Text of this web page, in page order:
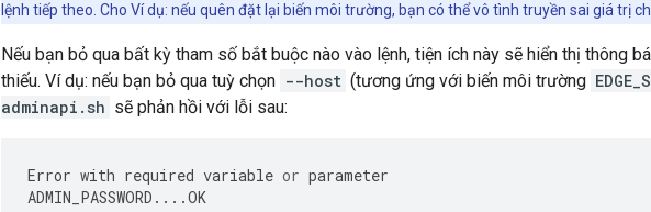
lệnh tiếp theo. Cho Ví dụ: nếu quên đặt lại biến môi trường, bạn có thể vô tình truyền sai giá trị
Nếu bạn bỏ qua bất kỳ tham số bắt buộc nào vào lệnh, tiện ích này sẽ hiển thị thông
thiếu. Ví dụ: nếu bạn bỏ qua tuỳ chọn --host (tương ứng với biến môi trường
adminapi.sh sẽ phản hồi với lỗi sau:
Error with required variable or parameter
ADMIN_PASSWORD ....OK